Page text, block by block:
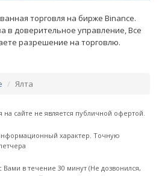
торговля на бирже Binance.
в доверительное управление, Все
разрешение на торговлю.
Ялта
сайте не является публичной офертой.
характер. Точную
Вами в течение 30 минут (Не дозвонился,